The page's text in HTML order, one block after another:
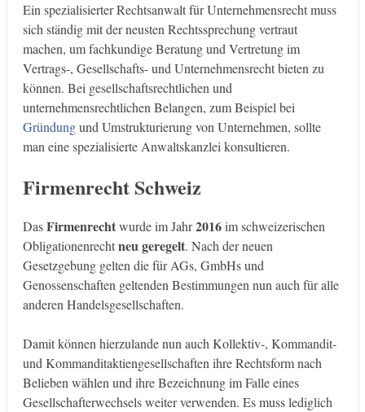
Ein spezialisierter Rechtsanwalt für Unternehmensrecht muss
sich ständig mit der neusten Rechtssprechung vertraut
machen, um fachkundige Beratung und Vertretung im
Vertrags-, Gesellschafts- und Unternehmensrecht bieten zu
können. Bei gesellschaftsrechtlichen und
unternehmensrechtlichen Belangen, zum Beispiel bei
Gründungund Umstrukturierung von Unternehmen, sollte
man eine spezialisierte Anwaltskanzlei konsultieren.
Firmenrecht Schweiz
DasFirmenrechtwurde im Jahr2016im schweizerischen
Obligationenrechtneu geregelt. Nach der neuen
Gesetzgebung gelten die für AGs, GmbHs und
Genossenschaften geltenden Bestimmungen nun auch für alle
anderen Handelsgesellschaften.
Damit können hierzulande nun auch Kollektiv-, Kommandit-
und Kommanditaktiengesellschaften ihre Rechtsform nach
Belieben wählen und ihre Bezeichnung im Falle eines
Gesellschafterwechsels weiter verwenden. Es muss lediglich